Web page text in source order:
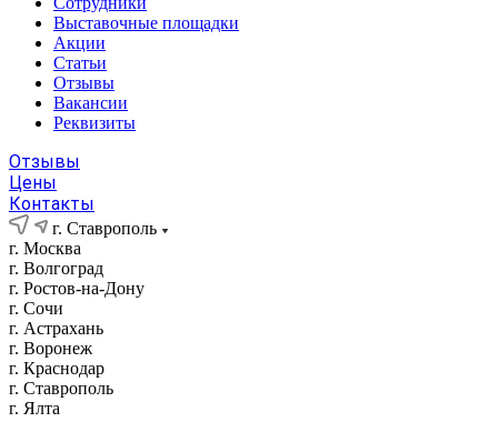
Выставочные площадки
Акции
Статьи
Отзывы
Вакансии
Реквизиты
Отзывы
Цены
Контакты
г. Ставрополь
г. Москва
г. Волгоград
г. Ростов-на-Дону
г. Сочи
г. Астрахань
г. Воронеж
г. Краснодар
г. Ставрополь
г. Ялта